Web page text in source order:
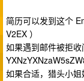
简历可以发到这个
V2EX ）
如果遇到邮件被拒收
如果合适，猎头小